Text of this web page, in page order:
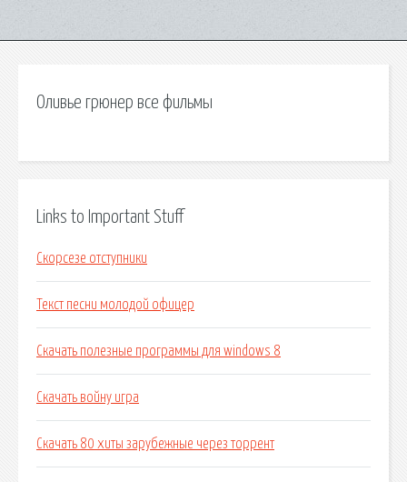
Оливье грюнер все фильмы
Links to Important Stuff
Скорсезе отступники
Текст песни молодой офицер
Скачать полезные программы для windows 8
Скачать войну игра
Скачать 80 хиты зарубежные через торрент